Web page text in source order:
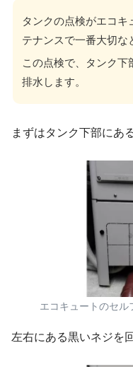
タンクの点検がエコキ
テナンスで一番大切な
この点検で、タンク下
排水します。
まずはタンク下部にあ
エコキュートのセル
左右にある黒いネジを